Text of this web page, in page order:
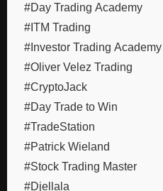
#Day Trading Academy
#ITM Trading
#Investor Trading Academy
#Oliver Velez Trading
#CryptoJack
#Day Trade to Win
#TradeStation
#Patrick Wieland
#Stock Trading Master
#Djellala